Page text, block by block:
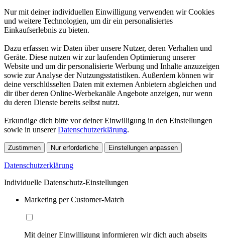
Nur mit deiner individuellen Einwilligung verwenden wir Cookies
und weitere Technologien, um dir ein personalisiertes
Einkaufserlebnis zu bieten.
Dazu erfassen wir Daten über unsere Nutzer, deren Verhalten und
Geräte. Diese nutzen wir zur laufenden Optimierung unserer
Website und um dir personalisierte Werbung und Inhalte anzuzeigen
sowie zur Analyse der Nutzungsstatistiken. Außerdem können wir
deine verschlüsselten Daten mit externen Anbietern abgleichen und
dir über deren Online-Werbekanäle Angebote anzeigen, nur wenn
du deren Dienste bereits selbst nutzt.
Erkundige dich bitte vor deiner Einwilligung in den Einstellungen
sowie in unsererDatenschutzerklärung.
Zustimmen Nur erforderliche Einstellungen anpassen
Datenschutzerklärung
Individuelle Datenschutz-Einstellungen
Marketing per Customer-Match
Mit deiner Einwilligung informieren wir dich auch abseits